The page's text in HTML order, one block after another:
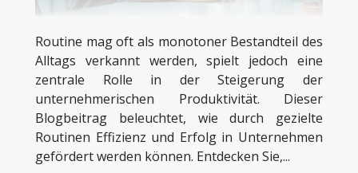
Routine mag oft als monotoner Bestandteil des
Alltags verkannt werden, spielt jedoch eine
zentrale Rolle in der Steigerung der
unternehmerischen Produktivität. Dieser
Blogbeitrag beleuchtet, wie durch gezielte
Routinen Effizienz und Erfolg in Unternehmen
gefördert werden können. Entdecken Sie,...